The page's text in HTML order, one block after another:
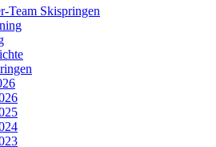
Team Skispringen